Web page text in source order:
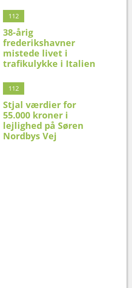
112
38-årig
frederikshavner
mistede livet i
trafikulykke i Italien
112
Stjal værdier for
55.000 kroner i
lejlighed på Søren
Nordbys Vej